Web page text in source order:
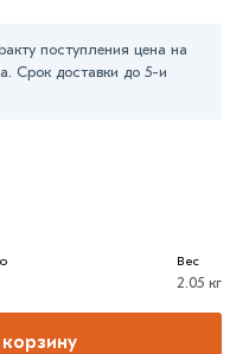
поступления цена на
Срок доставки до 5-и
Вес
2.05 кг